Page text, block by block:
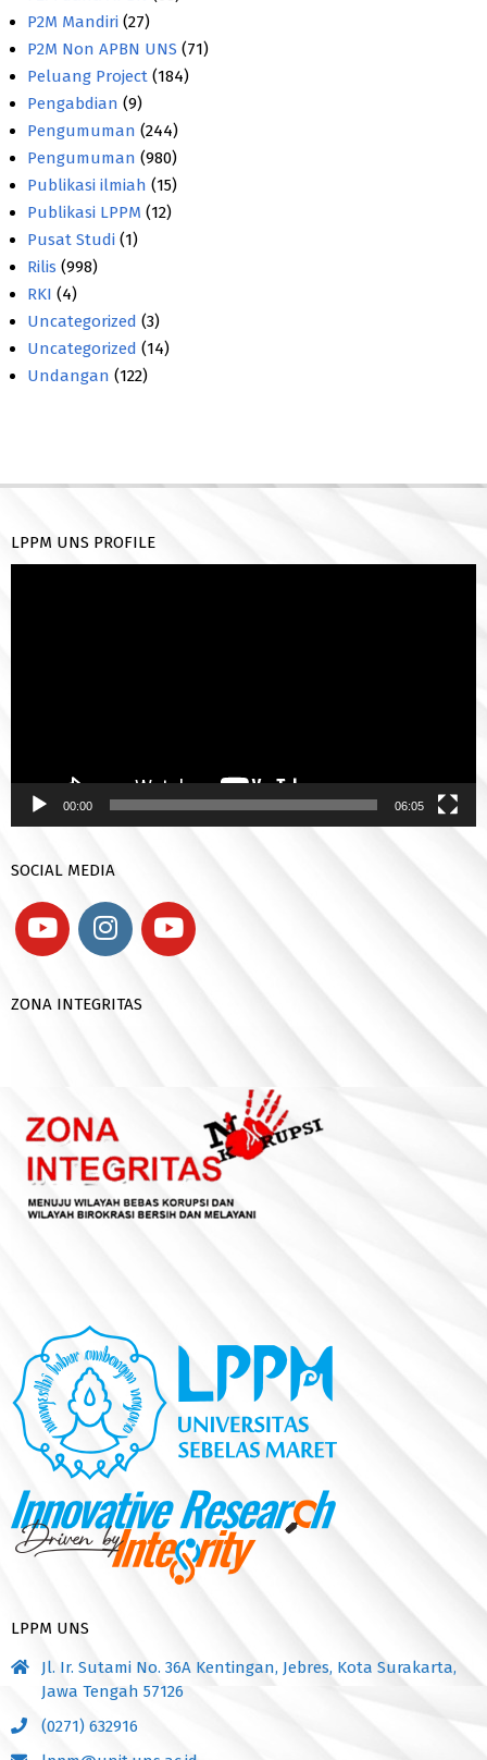
P2M Mandiri (27)
P2M Non APBN UNS (71)
Peluang Project (184)
Pengabdian (9)
Pengumuman (244)
Pengumuman (980)
Publikasi ilmiah (15)
Publikasi LPPM (12)
Pusat Studi (1)
Rilis (998)
RKI (4)
Uncategorized (3)
Uncategorized (14)
Undangan (122)
LPPM UNS PROFILE
00:00 06:05
SOCIAL MEDIA
ZONA INTEGRITAS
LPPM UNS
Jl. Ir. Sutami No. 36A Kentingan, Jebres, Kota Surakarta,
Jawa Tengah 57126
(0271) 632916